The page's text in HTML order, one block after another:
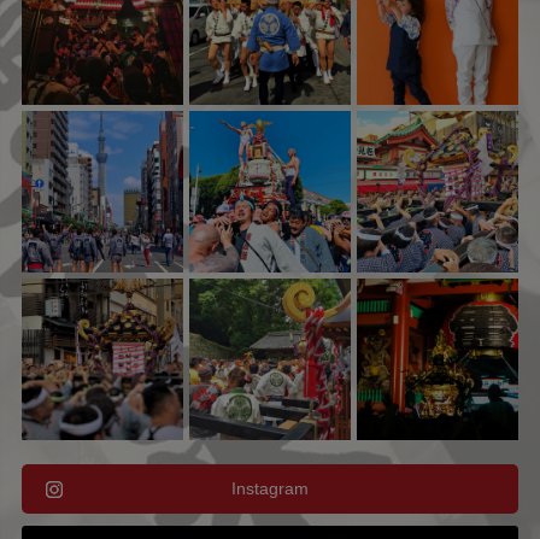
Instagram